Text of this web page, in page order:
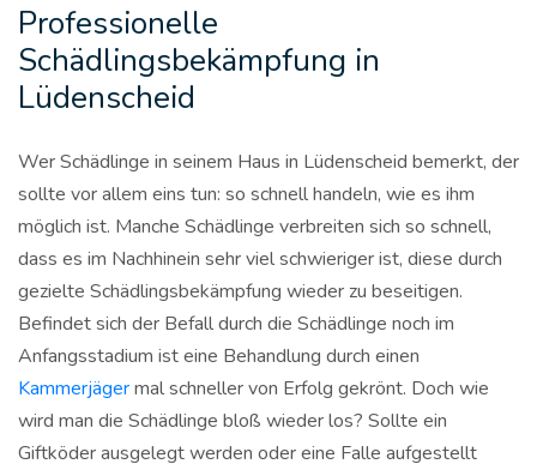
Professionelle
Schädlingsbekämpfung in
Lüdenscheid
Wer Schädlinge in seinem Haus in Lüdenscheid bemerkt, der
sollte vor allem eins tun: so schnell handeln, wie es ihm
möglich ist. Manche Schädlinge verbreiten sich so schnell,
dass es im Nachhinein sehr viel schwieriger ist, diese durch
gezielte Schädlingsbekämpfung wieder zu beseitigen.
Befindet sich der Befall durch die Schädlinge noch im
Anfangsstadium ist eine Behandlung durch einen
Kammerjägermal schneller von Erfolg gekrönt. Doch wie
wird man die Schädlinge bloß wieder los? Sollte ein
Giftköder ausgelegt werden oder eine Falle aufgestellt